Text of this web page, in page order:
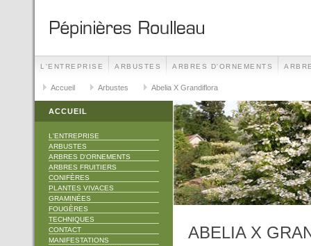
L'ENTREPRISE ARBUSTES ARBRES D'ORNEMENTS
TECHNIQUES CONTACT MANIFESTATIONS
Accueil Arbustes Abelia X Grandiflora
ACCUEIL
L'ENTREPRISE
ARBUSTES
ARBRES D'ORNEMENTS
ARBRES FRUITIERS
CONIFÈRES
PLANTES VIVACES
GRAMINÉES
FOUGÈRES
TECHNIQUES
CONTACT
MANIFESTATIONS
ABELIA X